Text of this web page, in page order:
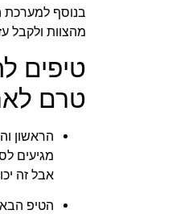
בנוסף למערכת
מהצוות ולקבל
טיפים
טרם
הראשון
מגיעים
אבל זה
הטיפ